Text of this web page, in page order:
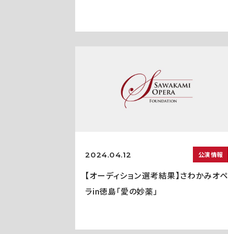
2024.04.12 公演情報
【オーディション選考結果】さわかみオペ
ラin徳島「愛の妙薬」